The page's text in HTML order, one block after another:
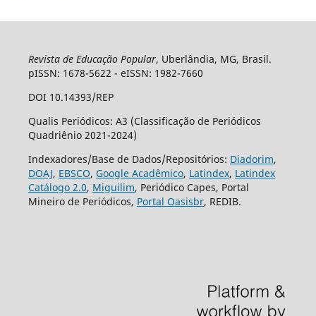
Revista de Educação Popular, Uberlândia, MG, Brasil.
pISSN: 1678-5622 - eISSN: 1982-7660
DOI 10.14393/REP
Qualis Periódicos: A3 (Classificação de Periódicos
Quadriênio 2021-2024)
Indexadores/Base de Dados/Repositórios: Diadorim,
DOAJ, EBSCO, Google Acadêmico, Latindex, Latindex
Catálogo 2.0, Miguilim, Periódico Capes, Portal
Mineiro de Periódicos, Portal Oasisbr, REDIB.